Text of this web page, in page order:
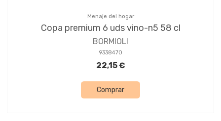
Menaje del hogar
Copa premium 6 uds vino-n5 58 cl
BORMIOLI
9338470
22,15 €
Comprar